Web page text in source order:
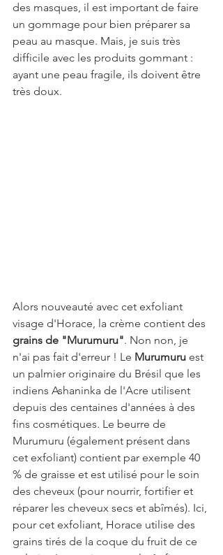
des masques, il est important de faire
un gommage pour bien préparer sa
peau au masque. Mais, je suis très
difficile avec les produits gommant :
ayant une peau fragile, ils doivent être
très doux.
Alors nouveauté avec cet exfoliant
visage d'Horace, la crème contient des
grains de "Murumuru". Non non, je
n'ai pas fait d'erreur ! Le Murumuru est
un palmier originaire du Brésil que les
indiens Ashaninka de l'Acre utilisent
depuis des centaines d'années à des
fins cosmétiques. Le beurre de
Murumuru (également présent dans
cet exfoliant) contient par exemple 40
% de graisse et est utilisé pour le soin
des cheveux (pour nourrir, fortifier et
réparer les cheveux secs et abîmés). Ici,
pour cet exfoliant, Horace utilise des
grains tirés de la coque du fruit de ce